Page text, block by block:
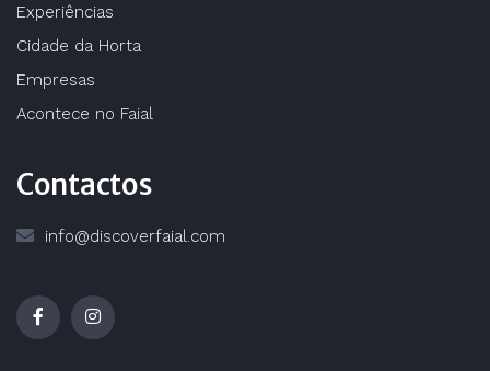
Experiências
Cidade da Horta
Empresas
Acontece no Faial
Contactos
info@discoverfaial.com